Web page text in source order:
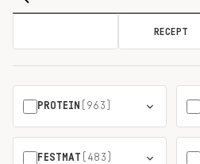
på:
RECEPT
PROTEIN (963)
FESTMAT (483)